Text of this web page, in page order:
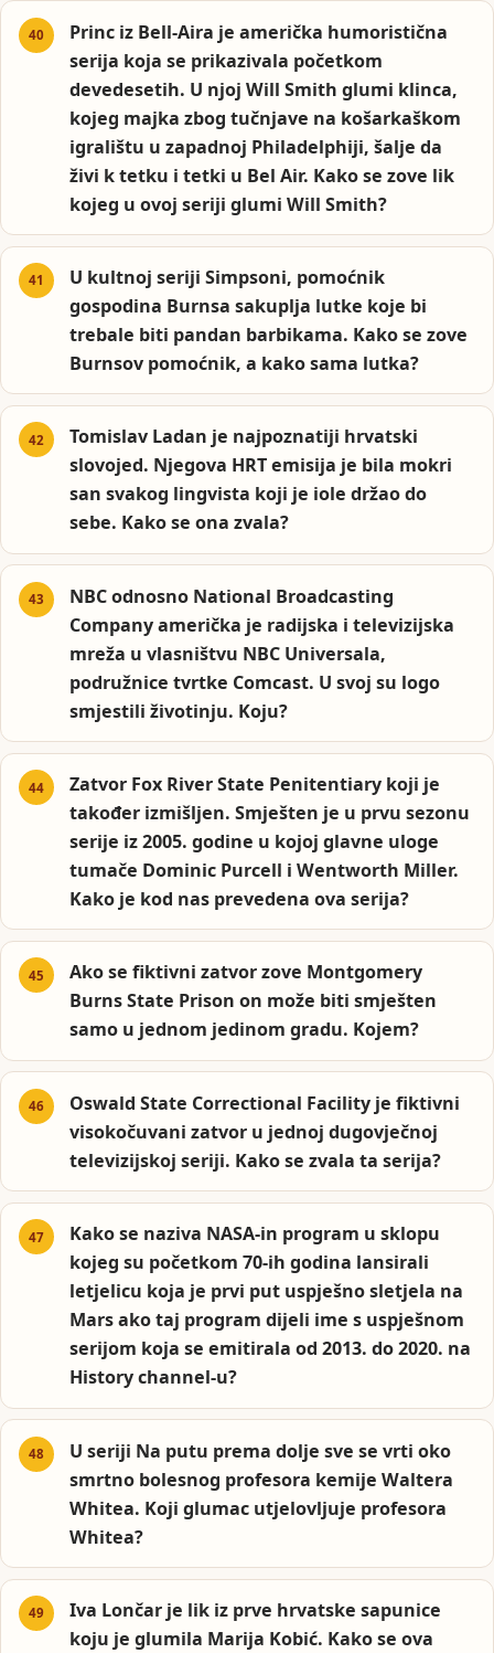
Princ iz Bell-Aira je američka humoristična
serija koja se prikazivala početkom
devedesetih. U njoj Will Smith glumi klinca,
kojeg majka zbog tučnjave na košarkaškom
igralištu u zapadnoj Philadelphiji, šalje da
živi k tetku i tetki u Bel Air. Kako se zove lik
kojeg u ovoj seriji glumi Will Smith?
U kultnoj seriji Simpsoni, pomoćnik
gospodina Burnsa sakuplja lutke koje bi
trebale biti pandan barbikama. Kako se zove
Burnsov pomoćnik, a kako sama lutka?
Tomislav Ladan je najpoznatiji hrvatski
slovojed. Njegova HRT emisija je bila mokri
san svakog lingvista koji je iole držao do
sebe. Kako se ona zvala?
NBC odnosno National Broadcasting
Company američka je radijska i televizijska
mreža u vlasništvu NBC Universala,
podružnice tvrtke Comcast. U svoj su logo
smjestili životinju. Koju?
Zatvor Fox River State Penitentiary koji je
također izmišljen. Smješten je u prvu sezonu
serije iz 2005. godine u kojoj glavne uloge
tumače Dominic Purcell i Wentworth Miller.
Kako je kod nas prevedena ova serija?
Ako se fiktivni zatvor zove Montgomery
Burns State Prison on može biti smješten
samo u jednom jedinom gradu. Kojem?
Oswald State Correctional Facility je fiktivni
visokočuvani zatvor u jednoj dugovječnoj
televizijskoj seriji. Kako se zvala ta serija?
Kako se naziva NASA-in program u sklopu
kojeg su početkom 70-ih godina lansirali
letjelicu koja je prvi put uspješno sletjela na
Mars ako taj program dijeli ime s uspješnom
serijom koja se emitirala od 2013. do 2020. na
History channel-u?
U seriji Na putu prema dolje sve se vrti oko
smrtno bolesnog profesora kemije Waltera
Whitea. Koji glumac utjelovljuje profesora
Whitea?
Iva Lončar je lik iz prve hrvatske sapunice
koju je glumila Marija Kobić. Kako se ova